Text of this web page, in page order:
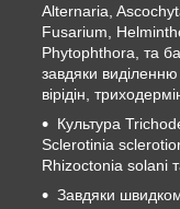
Alternaria,
Fusarium,
Phytophthora, та
завдяки виділенню
вірідін,
Культура
Sclerotinia
Rhizoctonia solani
Завдяки